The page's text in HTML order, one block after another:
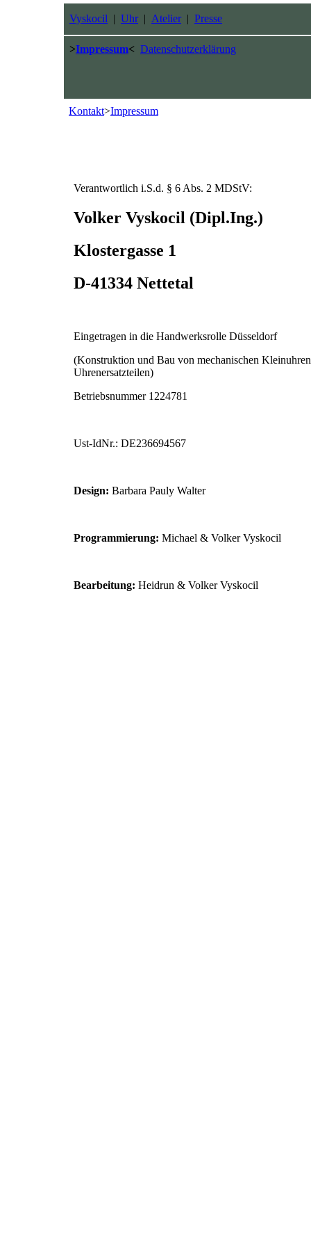
Vyskocil | Uhr| Atelier| Presse
>Impressum< Datenschutzerklärung
Kontakt>Impressum
Verantwortlich i.S.d. § 6 Abs. 2 MDStV:
Volker Vyskocil (Dipl.Ing.)
Klostergasse 1
D-41334 Nettetal
Eingetragen in die Handwerksrolle Düsseldorf
(Konstruktion und Bau von mechanischen
Uhrenersatzteilen)
Betriebsnummer 1224781
Ust-IdNr.: DE236694567
Design: Barbara Pauly Walter
Programmierung: Michael & Volker Vyskocil
Bearbeitung: Heidrun & Volker Vyskocil